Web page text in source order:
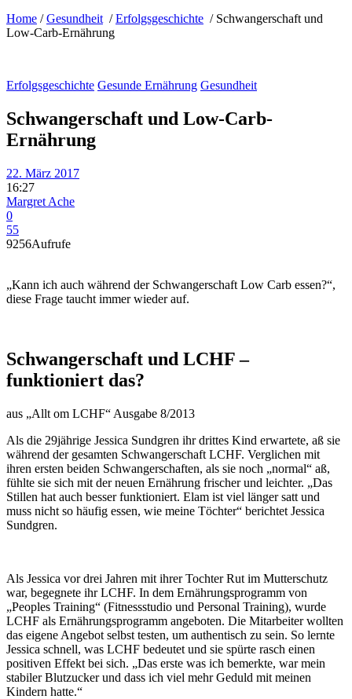
Home /Gesundheit /Erfolgsgeschichte / Schwangerschaft und
Low-Carb-Ernährung
Erfolgsgeschichte Gesunde Ernährung Gesundheit
Schwangerschaft und Low-Carb-
Ernährung
22. März 2017
16:27
Margret Ache
0
55
9256Aufrufe
„Kann ich auch während der Schwangerschaft Low Carb essen?“,
diese Frage taucht immer wieder auf.
Schwangerschaft und LCHF –
funktioniert das?
aus „Allt om LCHF“ Ausgabe 8/2013
Als die 29jährige Jessica Sundgren ihr drittes Kind erwartete, aß sie
während der gesamten Schwangerschaft LCHF. Verglichen mit
ihren ersten beiden Schwangerschaften, als sie noch „normal“ aß,
fühlte sie sich mit der neuen Ernährung frischer und leichter. „Das
Stillen hat auch besser funktioniert. Elam ist viel länger satt und
muss nicht so häufig essen, wie meine Töchter“ berichtet Jessica
Sundgren.
Als Jessica vor drei Jahren mit ihrer Tochter Rut im Mutterschutz
war, begegnete ihr LCHF. In dem Ernährungsprogramm von
„Peoples Training“ (Fitnessstudio und Personal Training), wurde
LCHF als Ernährungsprogramm angeboten. Die Mitarbeiter wollten
das eigene Angebot selbst testen, um authentisch zu sein. So lernte
Jessica schnell, was LCHF bedeutet und sie spürte rasch einen
positiven Effekt bei sich. „Das erste was ich bemerkte, war mein
stabiler Blutzucker und dass ich viel mehr Geduld mit meinen
Kindern hatte.“